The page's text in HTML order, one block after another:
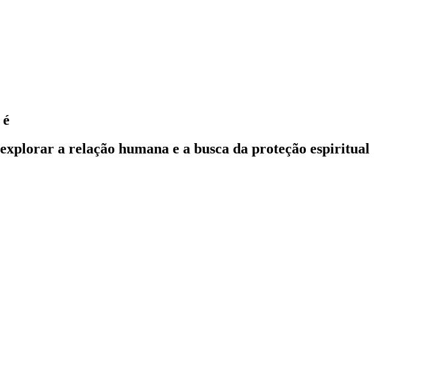
a relação humana e a busca da proteção espiritual